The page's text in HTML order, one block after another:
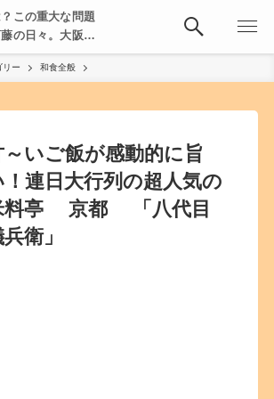
この重大な問題
の日々。大阪・
とした食べ歩
る。
リー 和食全般
～いご飯が感動的に旨
！連日大行列の超人気の
料亭 京都 「八代目
衛」